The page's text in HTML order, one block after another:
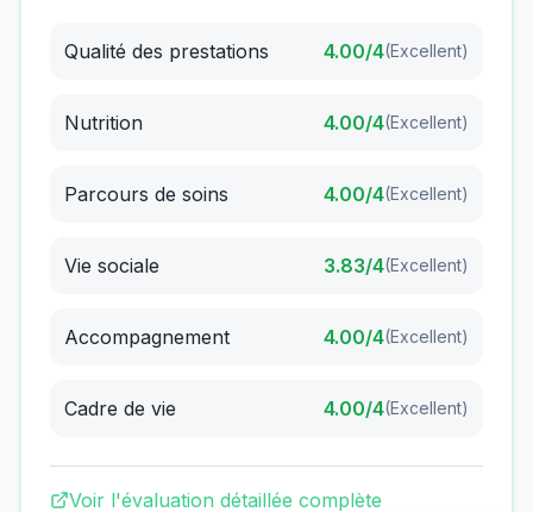
Qualité des prestations 4.00/4(Excellent)
Nutrition 4.00/4(Excellent)
Parcours de soins 4.00/4(Excellent)
Vie sociale 3.83/4(Excellent)
Accompagnement 4.00/4(Excellent)
Cadre de vie 4.00/4(Excellent)
Voir l'évaluation détaillée complète